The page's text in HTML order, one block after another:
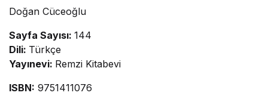
Doğan Cüceoğlu
Sayfa Sayısı: 144
Dili: Türkçe
Yayınevi: Remzi Kitabevi
ISBN: 9751411076